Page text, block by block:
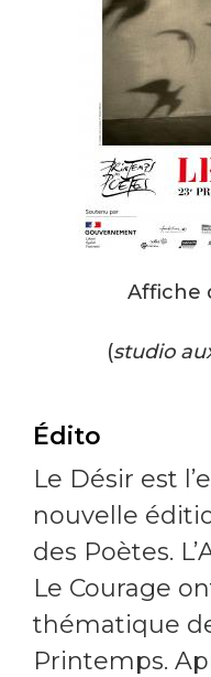
Édito
Le Désir est
nouvelle
des Poètes.
Le Courage
thématique
Printemps.
Affiche
(studio